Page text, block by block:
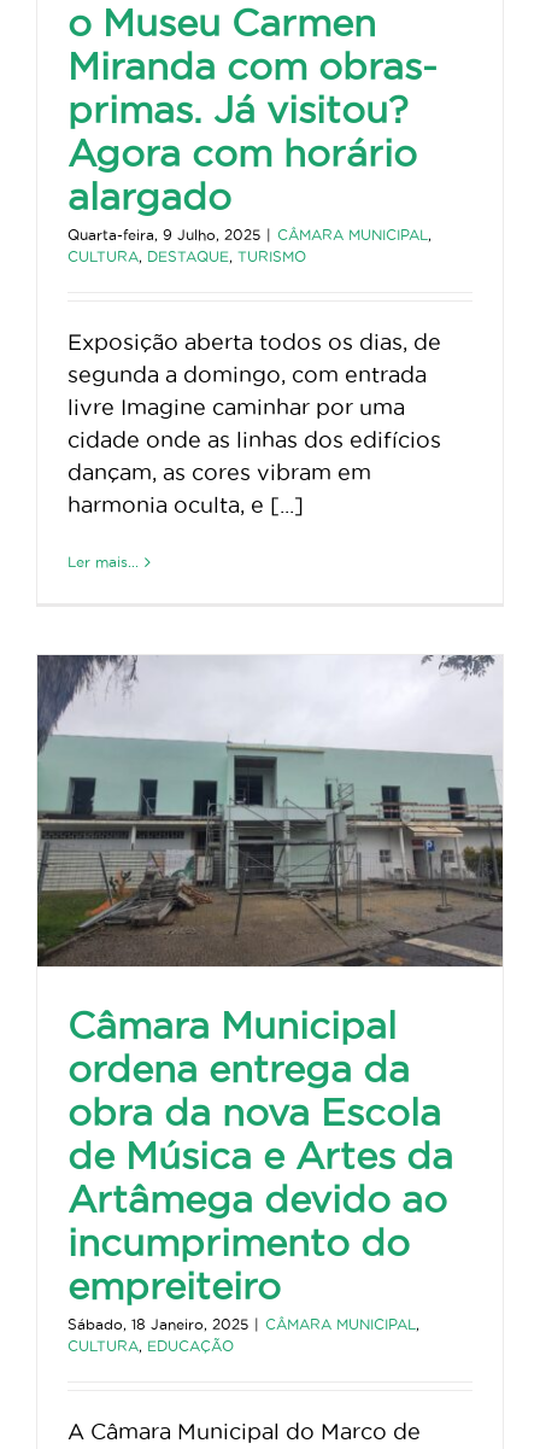
o Museu Carmen
Miranda com obras-
primas. Já visitou?
Agora com horário
alargado
Quarta-feira, 9 Julho, 2025 CÂMARA MUNICIPAL ,
CULTURA, DESTAQUE, TURISMO
Exposição aberta todos os dias, de
segunda a domingo, com entrada
livre Imagine caminhar por uma
cidade onde as linhas dos edifícios
dançam, as cores vibram em
harmonia oculta, e [...]
Ler mais...
Câmara Municipal
ordena entrega da
obra da nova Escola
de Música e Artes da
Artâmega devido ao
incumprimento do
empreiteiro
Sábado, 18 Janeiro, 2025 CÂMARA MUNICIPAL ,
CULTURA, EDUCAÇÃO
A Câmara Municipal do Marco de